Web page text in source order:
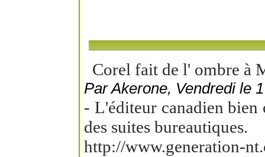
Corel fait de l' ombre à
Par Akerone, Vendredi le
- L'éditeur canadien bien
des suites bureautiques.
http://www.generation-